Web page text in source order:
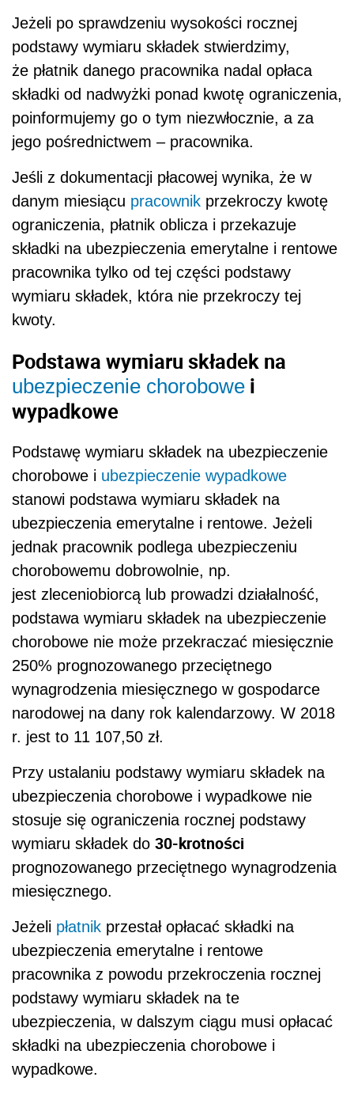
Jeżeli po sprawdzeniu wysokości rocznej
podstawy wymiaru składek stwierdzimy,
że płatnik danego pracownika nadal opłaca
składki od nadwyżki ponad kwotę ograniczenia,
poinformujemy go o tym niezwłocznie, a za
jego pośrednictwem – pracownika.
Jeśli z dokumentacji płacowej wynika, że w
danym miesiącu pracownik przekroczy kwotę
ograniczenia, płatnik oblicza i przekazuje
składki na ubezpieczenia emerytalne i rentowe
pracownika tylko od tej części podstawy
wymiaru składek, która nie przekroczy tej
kwoty.
Podstawa wymiaru składek na
ubezpieczenie chorobowe i
wypadkowe
Podstawę wymiaru składek na ubezpieczenie
chorobowe i ubezpieczenie wypadkowe
stanowi podstawa wymiaru składek na
ubezpieczenia emerytalne i rentowe. Jeżeli
jednak pracownik podlega ubezpieczeniu
chorobowemu dobrowolnie, np.
jest zleceniobiorcą lub prowadzi działalność,
podstawa wymiaru składek na ubezpieczenie
chorobowe nie może przekraczać miesięcznie
250% prognozowanego przeciętnego
wynagrodzenia miesięcznego w gospodarce
narodowej na dany rok kalendarzowy. W 2018
r. jest to 11 107,50 zł.
Przy ustalaniu podstawy wymiaru składek na
ubezpieczenia chorobowe i wypadkowe nie
stosuje się ograniczenia rocznej podstawy
wymiaru składek do 30-krotności
prognozowanego przeciętnego wynagrodzenia
miesięcznego.
Jeżeli płatnik przestał opłacać składki na
ubezpieczenia emerytalne i rentowe
pracownika z powodu przekroczenia rocznej
podstawy wymiaru składek na te
ubezpieczenia, w dalszym ciągu musi opłacać
składki na ubezpieczenia chorobowe i
wypadkowe.